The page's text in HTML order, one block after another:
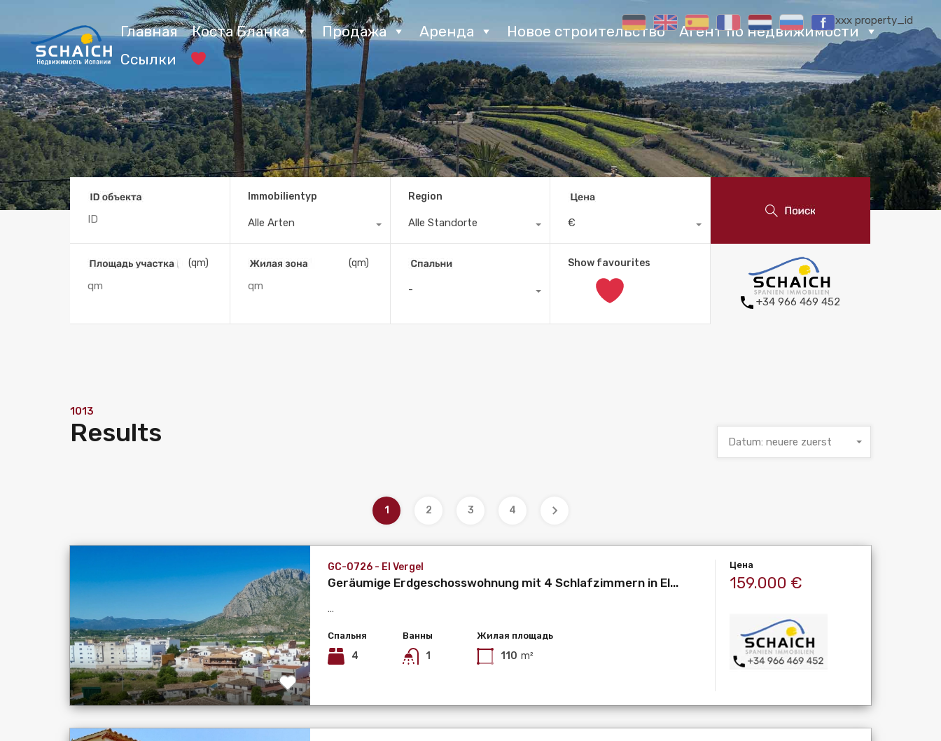
Главная Коста Бланка Продажа Аренда Новое строительство
Агент по недвижимости
Ссылки
xxx property_id
Immobilientyp
Alle Arten
Region
Alle Standorte €
(qm) (qm)
-
Show favourites
+34 966 469 452
1013
Results Datum: neuere zuerst
1 2 3 4
GC-0726 - El Vergel
Geräumige Erdgeschosswohnung mit 4 Schlafzimmern in El...
...
Спальня
4
Ванны
1
Жилая площадь
110 m²
Цена
159.000 €